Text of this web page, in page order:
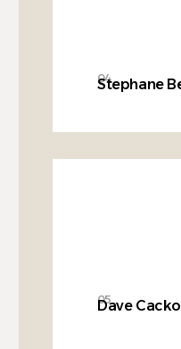
04
Stephane
05
Dave